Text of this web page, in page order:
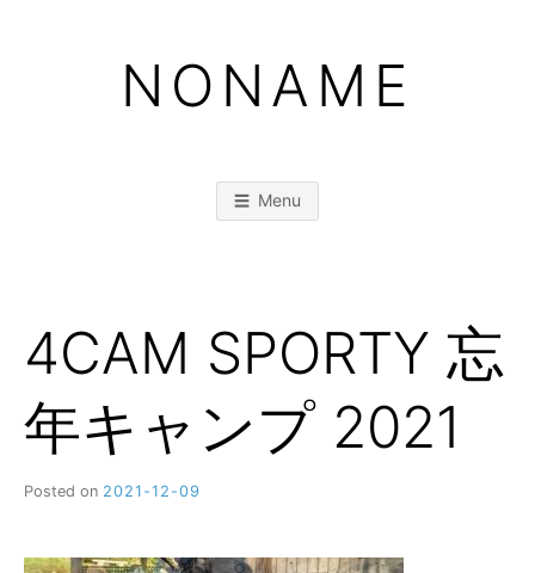
NONAME
Menu
4CAM SPORTY 忘
年キャンプ 2021
Posted on 2021-12-09
M